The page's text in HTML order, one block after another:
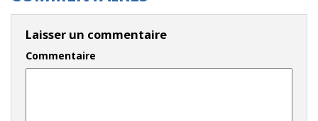
Laisser un commentaire
Commentaire